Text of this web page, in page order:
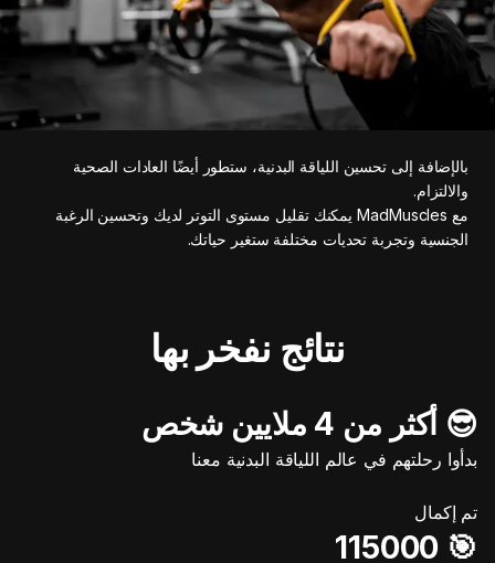
بالإضافة إلى تحسين اللياقة البدنية، ستطور أيضًا العادات الصحية
والالتزام.
مع MadMuscles يمكنك تقليل مستوى التوتر لديك وتحسين الرغبة
الجنسية وتجربة تحديات مختلفة ستغير حياتك.
نتائج نفخر بها
😎 أكثر من 4 ملايين شخص
بدأوا رحلتهم في عالم اللياقة البدنية معنا
تم إكمال
🎯️ 115000